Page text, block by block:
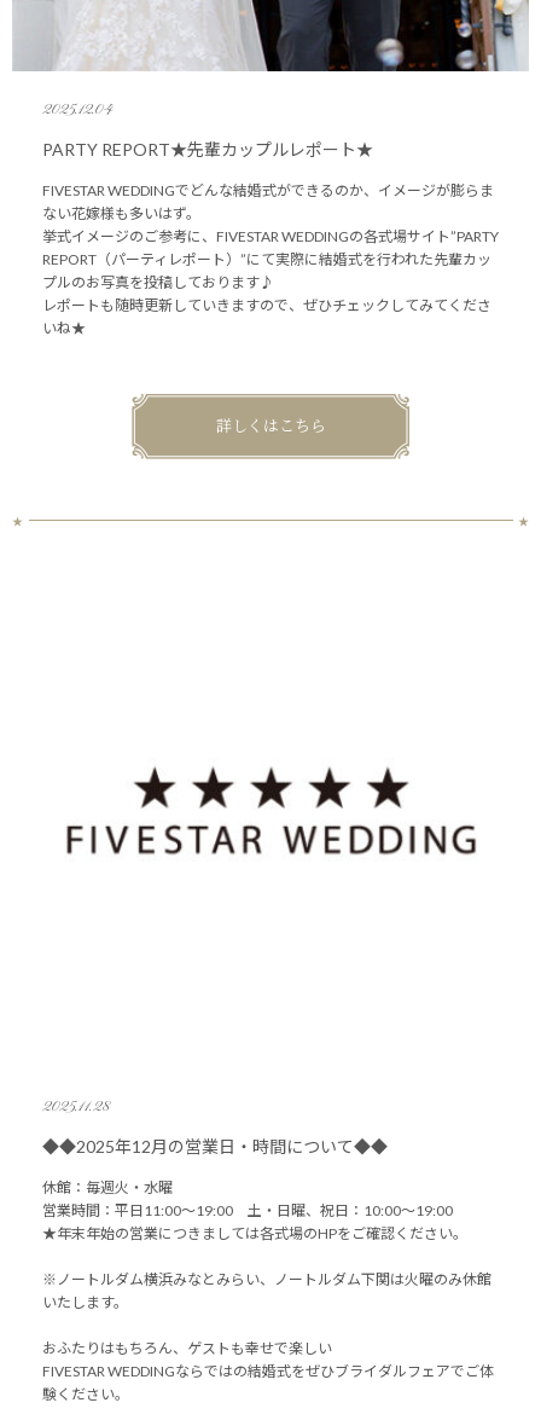
2025.12.04
PARTY REPORT★先輩カップルレポート★
FIVESTAR WEDDINGでどんな結婚式ができるのか、イメージが膨らま
ない花嫁様も多いはず。
挙式イメージのご参考に、FIVESTAR WEDDINGの各式場サイト”PARTY
REPORT（パーティレポート）”にて実際に結婚式を行われた先輩カッ
プルのお写真を投稿しております♪
レポートも随時更新していきますので、ぜひチェックしてみてくださ
いね★
詳しくはこちら
2025.11.28
◆◆2025年12月の営業日・時間について◆◆
休館：毎週火・水曜
営業時間：平日11:00～19:00 土・日曜、祝日：10:00～19:00
★年末年始の営業につきましては各式場のHPをご確認ください。
※ノートルダム横浜みなとみらい、ノートルダム下関は火曜のみ休館
いたします。
おふたりはもちろん、ゲストも幸せで楽しい
FIVESTAR WEDDINGならではの結婚式をぜひブライダルフェアでご体
験ください。